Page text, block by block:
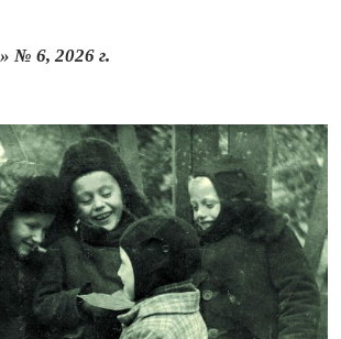
№ 6, 2026 г.